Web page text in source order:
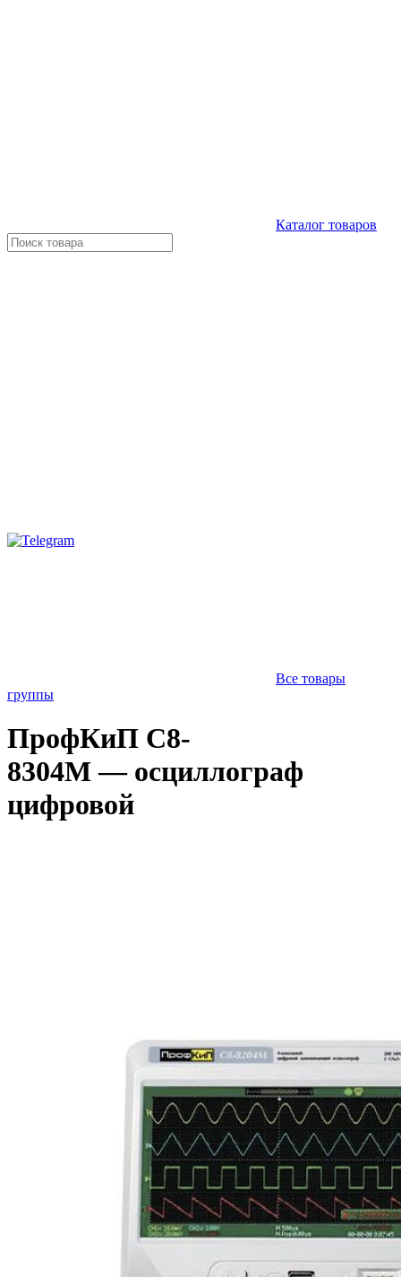
Каталог товаров
Все товары
группы
ПрофКиП С8-
8304М — осциллограф
цифровой